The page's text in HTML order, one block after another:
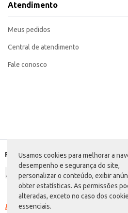
Usamos cookies para melhorar a
desempenho e segurança do site,
personalizar o conteúdo, exibir
obter estatísticas. As permissões
alteradas, exceto no caso dos
essenciais.
embalagem eficiente ajuda a preservar a
Marca: Lontrinha
Categoria: Café torrado e moído
EAN: 7896045716012
Atendimento
Meus pedidos
Central de atendimento
Fale conosco
Formas de pagamento
Racismo é crime. Denuncie. Disque